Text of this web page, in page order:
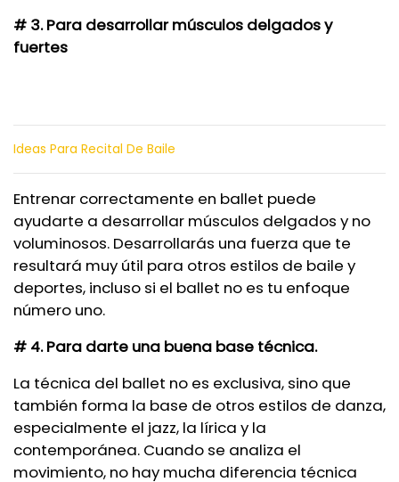
# 3. Para desarrollar músculos delgados y
fuertes
Ideas Para Recital De Baile
Entrenar correctamente en ballet puede
ayudarte a desarrollar músculos delgados y no
voluminosos. Desarrollarás una fuerza que te
resultará muy útil para otros estilos de baile y
deportes, incluso si el ballet no es tu enfoque
número uno.
# 4. Para darte una buena base técnica.
La técnica del ballet no es exclusiva, sino que
también forma la base de otros estilos de danza,
especialmente el jazz, la lírica y la
contemporánea. Cuando se analiza el
movimiento, no hay mucha diferencia técnica